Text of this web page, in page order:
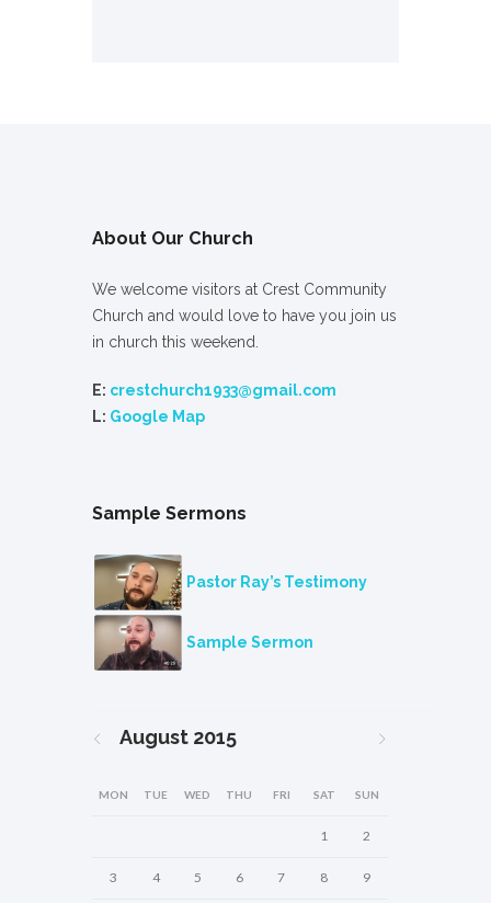
About Our Church
We welcome visitors at Crest Community
Church and would love to have you join us
in church this weekend.
E: crestchurch1933@gmail.com
L: Google Map
Sample Sermons
Pastor Ray’s Testimony
Sample Sermon
August 2015
MON TUE WED THU FRI SAT SUN
1 2
3 4 5 6 7 8 9